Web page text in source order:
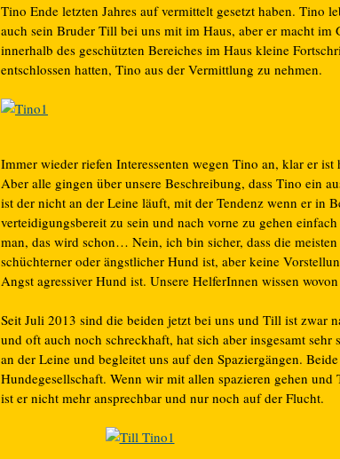
Tino Ende letzten Jahres auf vermittelt gesetzt haben. Tino
auch sein Bruder Till bei uns mit im Haus, aber er macht im
innerhalb des geschützten Bereiches im Haus kleine
entschlossen hatten, Tino aus der Vermittlung zu nehmen.
Immer wieder riefen Interessenten wegen Tino an, klar er ist
Aber alle gingen über unsere Beschreibung, dass Tino ein
ist der nicht an der Leine läuft, mit der Tendenz wenn er in
verteidigungsbereit zu sein und nach vorne zu gehen
man, das wird schon… Nein, ich bin sicher, dass die
schüchterner oder ängstlicher Hund ist, aber keine
Angst agressiver Hund ist. Unsere HelferInnen wissen
Seit Juli 2013 sind die beiden jetzt bei uns und Till ist zwar
und oft auch noch schreckhaft, hat sich aber insgesamt
an der Leine und begleitet uns auf den Spaziergängen.
Hundegesellschaft. Wenn wir mit allen spazieren gehen
ist er nicht mehr ansprechbar und nur noch auf der Flucht.